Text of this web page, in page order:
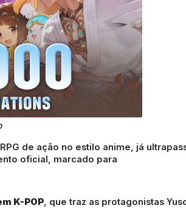
de ação no estilo anime, já
oficial, marcado para
K-POP, que traz as protagonistas